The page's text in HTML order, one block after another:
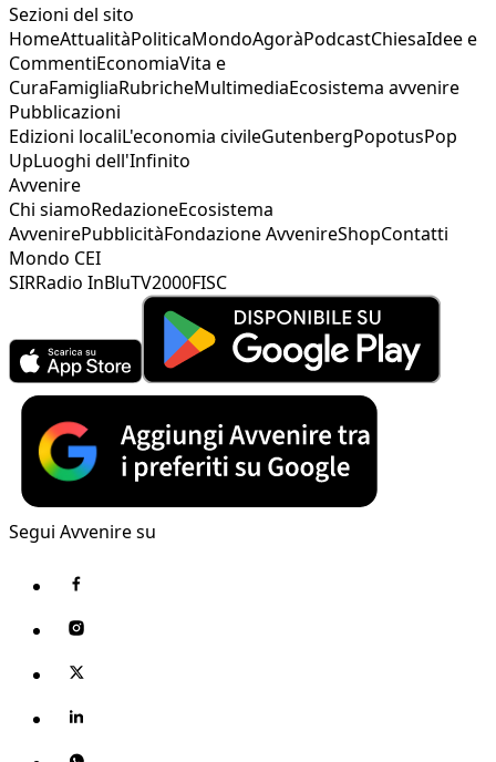
Sezioni del sito
HomeAttualitàPoliticaMondoAgoràPodcastChiesaIdee e
CommentiEconomiaVita e
CuraFamigliaRubricheMultimediaEcosistema avvenire
Pubblicazioni
Edizioni localiL'economia civileGutenbergPopotusPop
UpLuoghi dell'Infinito
Avvenire
Chi siamoRedazioneEcosistema
AvvenirePubblicitàFondazione AvvenireShopContatti
Mondo CEI
SIRRadio InBluTV2000FISC
Segui Avvenire su